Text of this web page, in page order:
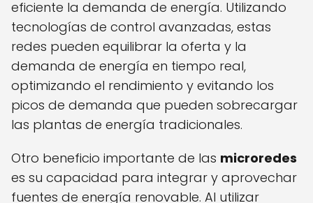
eficiente la demanda de energía. Utilizando
tecnologías de control avanzadas, estas
redes pueden equilibrar la oferta y la
demanda de energía en tiempo real,
optimizando el rendimiento y evitando los
picos de demanda que pueden sobrecargar
las plantas de energía tradicionales.
Otro beneficio importante de las microredes
es su capacidad para integrar y aprovechar
fuentes de energía renovable. Al utilizar